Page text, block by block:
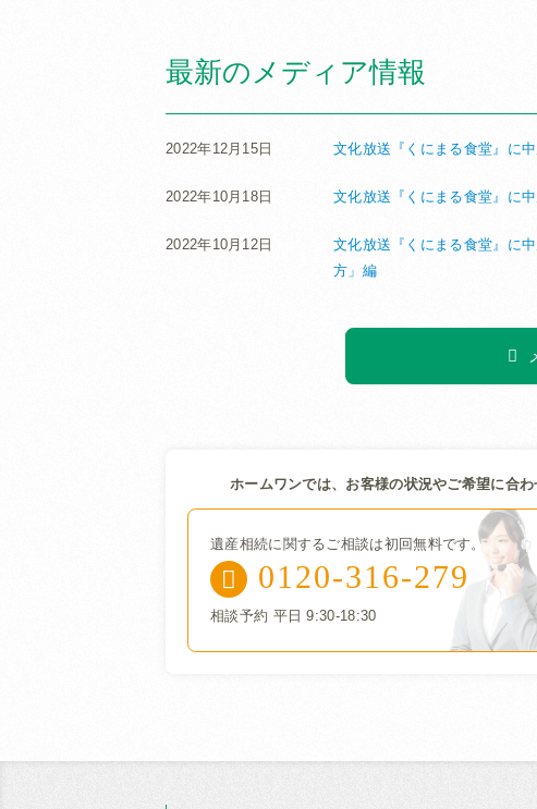
最新のメディア情報
2022年12月15日 文化放送『くにまる食堂』に
2022年10月18日 文化放送『くにまる食堂』に
2022年10月12日
文化放送『くにまる食堂』に
方」編
ホームワンでは、お客様の状況やご希望に合
遺産相続に関するご相談は初回無料です。
0120-316-279
相談予約 平日 9:30-18:30